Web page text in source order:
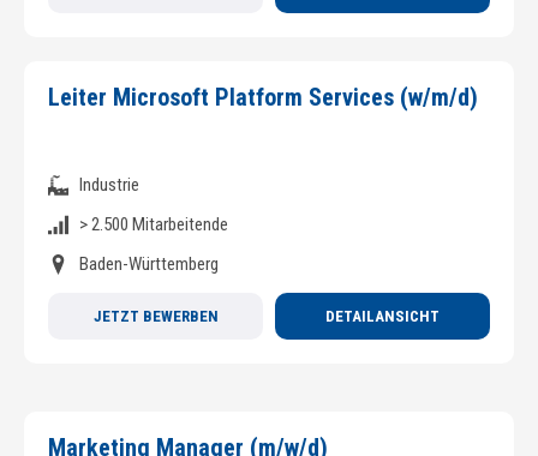
Leiter Microsoft Platform Services (w/m/d)
Industrie
> 2.500 Mitarbeitende
Baden-Württemberg
JETZT BEWERBEN DETAILANSICHT
Marketing Manager (m/w/d)